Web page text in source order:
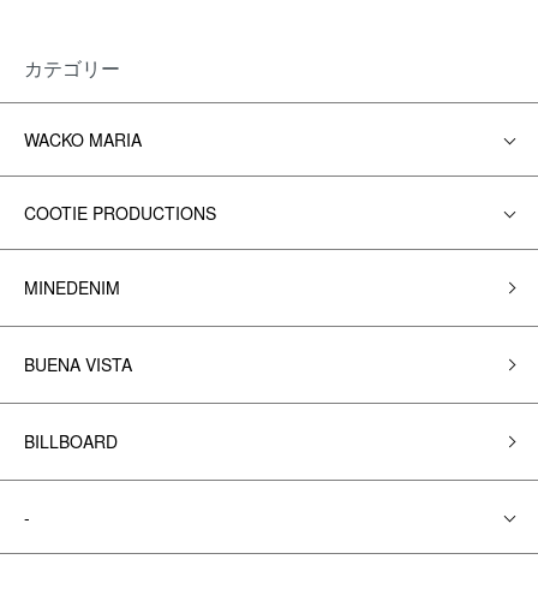
カテゴリー
WACKO MARIA
COOTIE PRODUCTIONS
MINEDENIM
BUENA VISTA
BILLBOARD
-